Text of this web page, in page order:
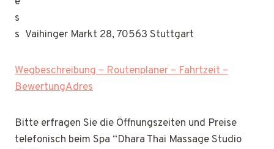
Vaihinger Markt 28, 70563 Stuttgart
Wegbeschreibung – Routenplaner – Fahrtzeit –
BewertungAdres
Bitte erfragen Sie die Öffnungszeiten und Preise
telefonisch beim Spa “Dhara Thai Massage Studio